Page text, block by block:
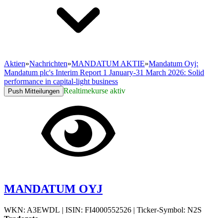
Aktien»Nachrichten»MANDATUM AKTIE»Mandatum Oyj:
Mandatum plc's Interim Report 1 January-31 March 2026: Solid
performance in capital-light business
Push Mitteilungen Realtimekurse aktiv
MANDATUM OYJ
WKN: A3EWDL | ISIN: FI4000552526 | Ticker-Symbol: N2S